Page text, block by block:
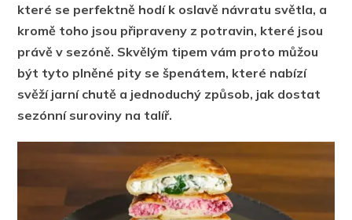
které se perfektně hodí k oslavě návratu světla, a
kromě toho jsou připraveny z potravin, které jsou
právě v sezóně. Skvělým tipem vám proto můžou
být tyto plněné pity se špenátem, které nabízí
svěží jarní chutě a jednoduchý způsob, jak dostat
sezónní suroviny na talíř.